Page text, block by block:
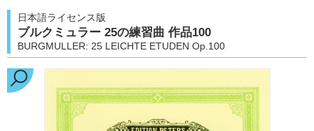
日本語ライセンス版
ブルクミュラー 25の練習曲 作品100
BURGMULLER: 25 LEICHTE ETUDEN Op.100